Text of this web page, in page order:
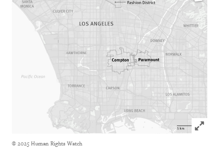
Click to
© 2025 Human Rights Watch